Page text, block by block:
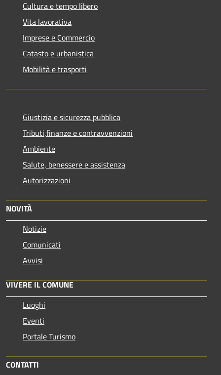
Cultura e tempo libero
Vita lavorativa
Imprese e Commercio
Catasto e urbanistica
Mobilità e trasporti
Giustizia e sicurezza pubblica
Tributi,finanze e contravvenzioni
Ambiente
Salute, benessere e assistenza
Autorizzazioni
NOVITÀ
Notizie
Comunicati
Avvisi
VIVERE IL COMUNE
Luoghi
Eventi
Portale Turismo
CONTATTI